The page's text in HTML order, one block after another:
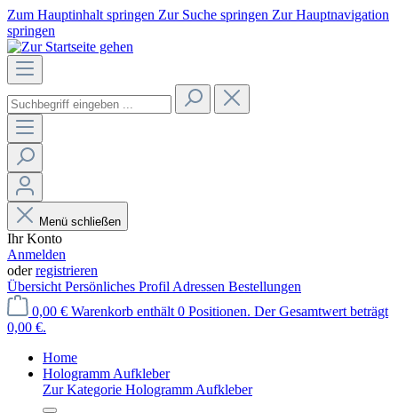
Zum Hauptinhalt springen Zur Suche springen Zur Hauptnavigation
springen
Menü schließen
Ihr Konto
Anmelden
oderregistrieren
Übersicht Persönliches Profil Adressen Bestellungen
0,00 € Warenkorb enthält 0 Positionen. Der Gesamtwert beträgt
0,00 €.
Home
Hologramm Aufkleber
Zur Kategorie Hologramm Aufkleber